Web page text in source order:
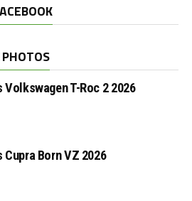
Volkswagen T-Roc 2 2026
Cupra Born VZ 2026